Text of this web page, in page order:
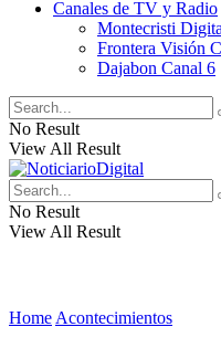
Canales de TV y Radio
Montecristi
Frontera Visión
Dajabon Canal 6
No Result
View All Result
No Result
View All Result
Home Acontecimientos